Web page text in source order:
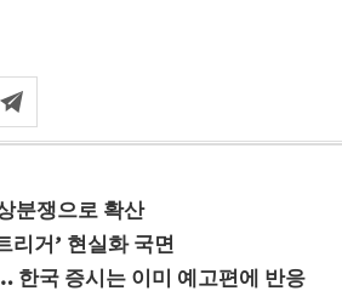
분쟁으로 확산
리거’ 현실화 국면
한국 증시는 이미 예고편에 반응